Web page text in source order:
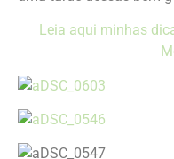
Leia aqui minhas